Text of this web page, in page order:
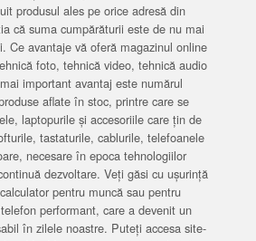
produsul ales pe orice adresă din
că suma cumpărăturii este de nu mai
Ce avantaje vă oferă magazinul online
foto, tehnică video, tehnică audio
important avantaj este numărul
aflate în stoc, printre care se
laptopurile și accesoriile care țin de
tastaturile, cablurile, telefoanele
necesare în epoca tehnologiilor
dezvoltare. Veți găsi cu ușurință
pentru muncă sau pentru
performant, care a devenit un
în zilele noastre. Puteți accesa site-